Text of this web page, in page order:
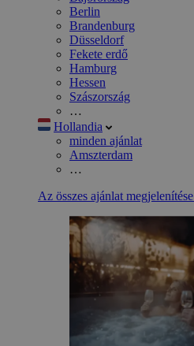
Berlin
Brandenburg
Düsseldorf
Fekete erdő
Hamburg
Hessen
Szászország
…
Hollandia
minden ajánlat
Amszterdam
…
Az összes ajánlat megjelenítése